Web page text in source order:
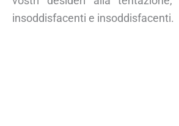
insoddisfacenti e insoddisfacenti.